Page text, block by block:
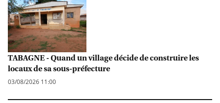
TABAGNE - Quand un village décide de construire les
locaux de sa sous-préfecture
03/08/2026 11:00